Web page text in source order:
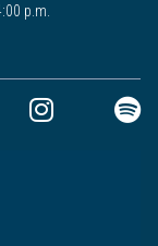
p.m.